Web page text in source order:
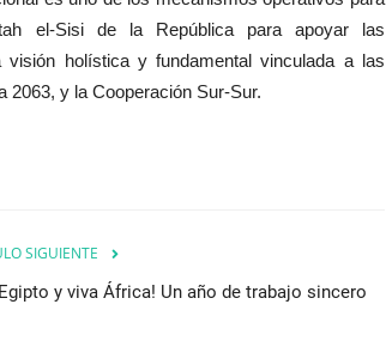
el-Sisi de la República para apoyar las
holística y fundamental vinculada a las
2063, y la Cooperación Sur-Sur.
SIGUIENTE
y viva África! Un año de trabajo sincero